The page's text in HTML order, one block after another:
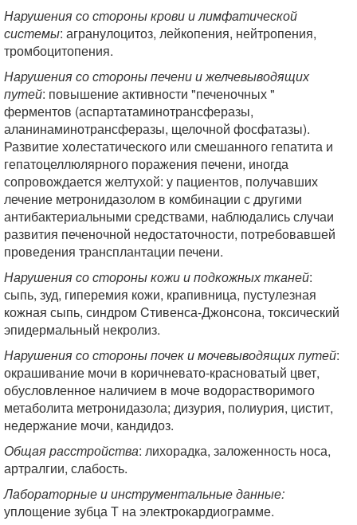
Нарушения со стороны крови и лимфатической
системы: агранулоцитоз, лейкопения, нейтропения,
тромбоцитопения.
Нарушения со стороны печени и желчевыводящих
путей: повышение активности "печеночных "
ферментов (аспартатаминотрансферазы,
аланинаминотрансферазы, щелочной фосфатазы).
Развитие холестатического или смешанного гепатита и
гепатоцеллюлярного поражения печени, иногда
сопровождается желтухой: у пациентов, получавших
лечение метронидазолом в комбинации с другими
антибактериальными средствами, наблюдались случаи
развития печеночной недостаточности, потребовавшей
проведения трансплантации печени.
Нарушения со стороны кожи и подкожных тканей:
сыпь, зуд, гиперемия кожи, крапивница, пустулезная
кожная сыпь, синдром Cтивенса-Джонсона, токсический
эпидермальный некролиз.
Нарушения со стороны почек и мочевыводящих путей:
окрашивание мочи в коричневато-красноватый цвет,
обусловленное наличием в моче водорастворимого
метаболита метронидазола; дизурия, полиурия, цистит,
недержание мочи, кандидоз.
Общая расстройства: лихорадка, заложенность носа,
артралгии, слабость.
Лабораторные и инструментальные данные:
уплощение зубца Т на электрокардиограмме.